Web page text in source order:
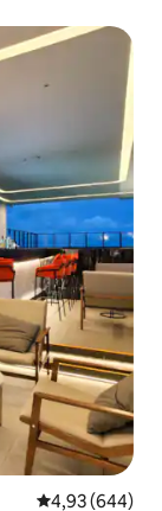
Gemiddelde
4,93 (644)